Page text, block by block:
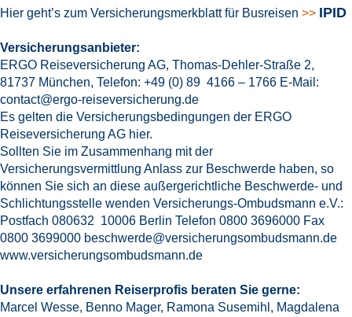
Hier geht’s zum Versicherungsmerkblatt für Busreisen >> IPID
Versicherungsanbieter:
ERGO Reiseversicherung AG, Thomas-Dehler-Straße 2,
81737 München, Telefon: +49 (0) 89 4166 – 1766 E-Mail:
contact@ergo-reiseversicherung.de
Es gelten die Versicherungsbedingungen der ERGO
Reiseversicherung AG hier.
Sollten Sie im Zusammenhang mit der
Versicherungsvermittlung Anlass zur Beschwerde haben, so
können Sie sich an diese außergerichtliche Beschwerde- und
Schlichtungsstelle wenden Versicherungs-Ombudsmann e.V.:
Postfach 080632 10006 Berlin Telefon 0800 3696000 Fax
0800 3699000 beschwerde@versicherungsombudsmann.de
www.versicherungsombudsmann.de
Unsere erfahrenen Reiserprofis beraten Sie gerne:
Marcel Wesse, Benno Mager, Ramona Susemihl, Magdalena